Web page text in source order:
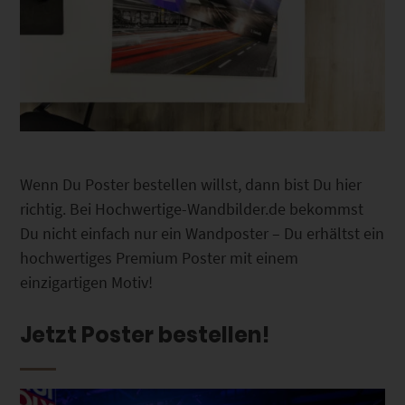
Wenn Du Poster bestellen willst, dann bist Du hier
richtig. Bei Hochwertige-Wandbilder.de bekommst
Du nicht einfach nur ein Wandposter – Du erhältst ein
hochwertiges Premium Poster mit einem
einzigartigen Motiv!
Jetzt Poster bestellen!